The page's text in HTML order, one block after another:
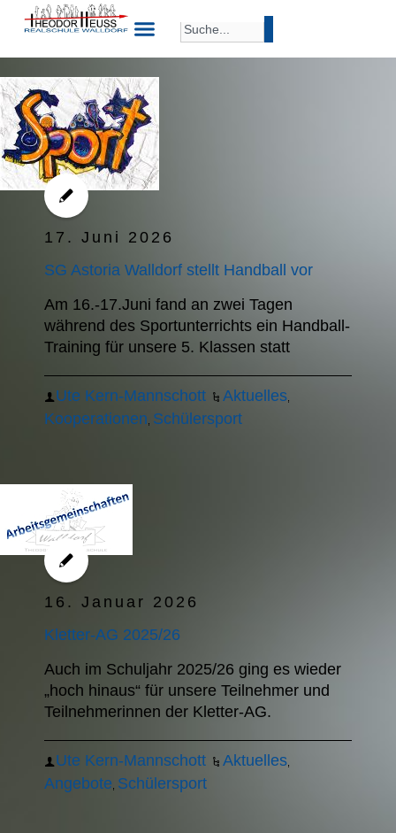
17. Juni 2026
SG Astoria Walldorf stellt Handball vor
Am 16.-17.Juni fand an zwei Tagen
während des Sportunterrichts ein Handball-
Training für unsere 5. Klassen statt
Ute Kern-Mannschott Aktuelles
Kooperationen Schülersport
16. Januar 2026
Kletter-AG 2025/26
Auch im Schuljahr 2025/26 ging es wieder
„hoch hinaus“ für unsere Teilnehmer und
Teilnehmerinnen der Kletter-AG.
Ute Kern-Mannschott Aktuelles
Angebote Schülersport